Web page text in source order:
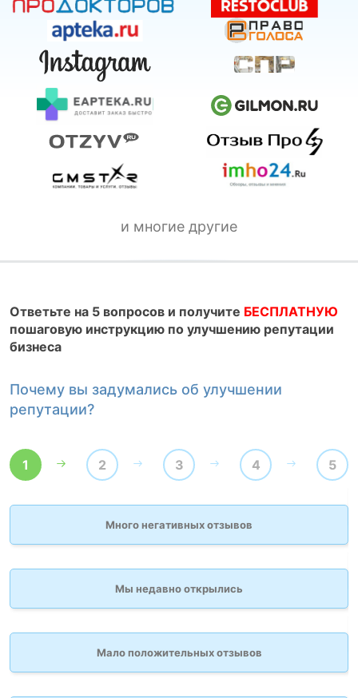
и многие другие
Ответьте на 5 вопросов и получите БЕСПЛАТНУЮ
пошаговую инструкцию по улучшению репутации
бизнеса
Почему вы задумались об улучшении
репутации?
1 2 3 4 5
Много негативных отзывов
Мы недавно открылись
Мало положительных отзывов